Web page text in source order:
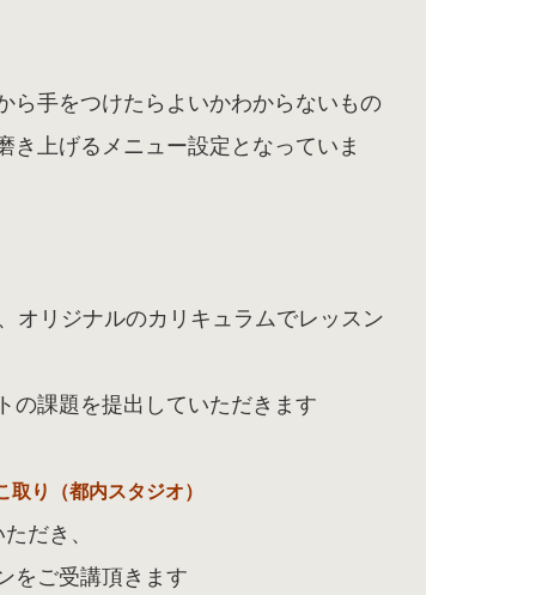
ら手をつけたらよいかわからないもの
上げるメニュー設定となっていま
オリジナルのカリキュラムでレッスン
の課題を提出していただきます
り（都内スタジオ）
だき、
をご受講頂きます